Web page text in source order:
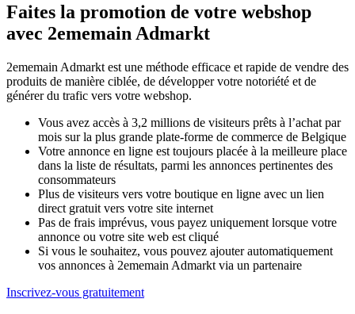
Faites la promotion de votre webshop
avec 2ememain Admarkt
2ememain Admarkt est une méthode efficace et rapide de vendre des
produits de manière ciblée, de développer votre notoriété et de
générer du trafic vers votre webshop.
Vous avez accès à 3,2 millions de visiteurs prêts à l’achat par
mois sur la plus grande plate-forme de commerce de Belgique
Votre annonce en ligne est toujours placée à la meilleure place
dans la liste de résultats, parmi les annonces pertinentes des
consommateurs
Plus de visiteurs vers votre boutique en ligne avec un lien
direct gratuit vers votre site internet
Pas de frais imprévus, vous payez uniquement lorsque votre
annonce ou votre site web est cliqué
Si vous le souhaitez, vous pouvez ajouter automatiquement
vos annonces à 2ememain Admarkt via un partenaire
Inscrivez-vous gratuitement